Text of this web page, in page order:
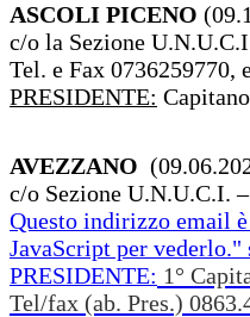
ASCOLI PICENO
c/o la Sezione
Tel. e Fax 0736259770,
PRESIDENTE:
AVEZZANO
c/o Sezione U.N.U.C.I.
Questo indirizzo email
JavaScript per vederlo."
PRESIDENTE: 1°
Tel/fax (ab. Pres.)